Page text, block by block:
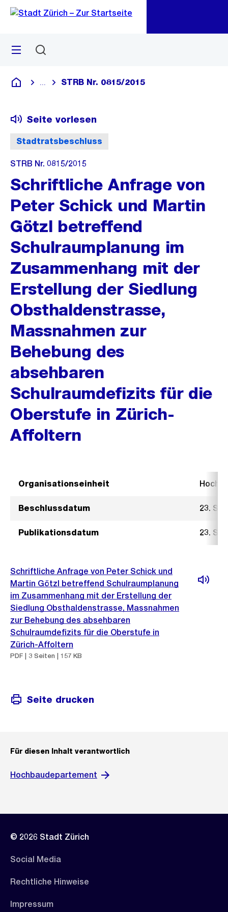
Navigation
Sprunglink
Menü
Deutsch
Blende alle Breadcrumbs ein
STRB Nr. 0815/2015
Stadtratsbeschluss
Seite vorlesen
STRB Nr. 0815/2015
Schriftliche Anfrage von
Peter Schick und Martin
Götzl betreffend
Schulraumplanung im
Zusammenhang mit der
Erstellung der Siedlung
Obsthaldenstrasse,
Massnahmen zur
Behebung des
absehbaren
Schulraumdefizits für die
Oberstufe in Zürich-
Affoltern
Organisationseinheit
Beschlussdatum 23.
Publikationsdatum 23.
Schriftliche Anfrage von Peter Schick und
Martin Götzl betreffend Schulraumplanung
im Zusammenhang mit der Erstellung der
Siedlung Obsthaldenstrasse, Massnahmen
zur Behebung des absehbaren
Schulraumdefizits für die Oberstufe in
Zürich-Affoltern
PDF | 3 Seiten | 157 KB
Seite drucken
Für diesen Inhalt verantwortlich
Hochbaudepartement
© 2026 Stadt Zürich
Social Media
Rechtliche Hinweise
Impressum